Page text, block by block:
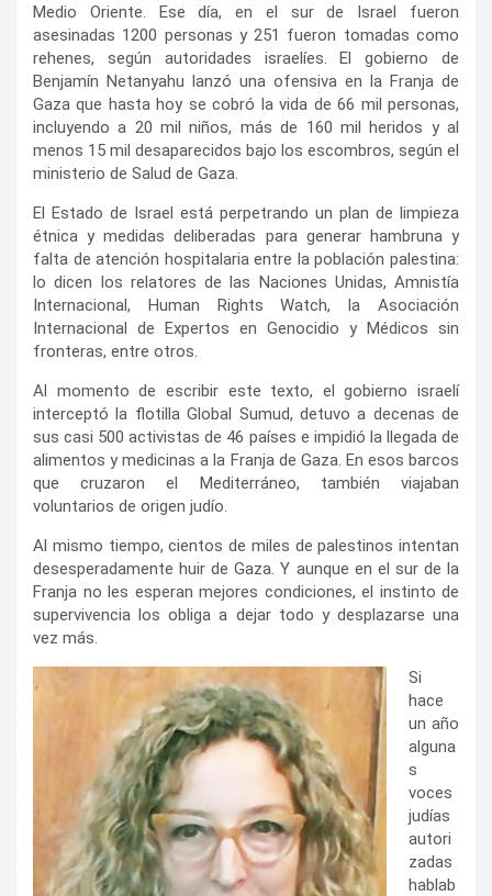
Medio Oriente. Ese día, en el sur de Israel fueron
asesinadas 1200 personas y 251 fueron tomadas como
rehenes, según autoridades israelíes. El gobierno de
Benjamín Netanyahu lanzó una ofensiva en la Franja de
Gaza que hasta hoy se cobró la vida de 66 mil personas,
incluyendo a 20 mil niños, más de 160 mil heridos y al
menos 15 mil desaparecidos bajo los escombros, según el
ministerio de Salud de Gaza.
El Estado de Israel está perpetrando un plan de limpieza
étnica y medidas deliberadas para generar hambruna y
falta de atención hospitalaria entre la población palestina:
lo dicen los relatores de las Naciones Unidas, Amnistía
Internacional, Human Rights Watch, la Asociación
Internacional de Expertos en Genocidio y Médicos sin
fronteras, entre otros.
Al momento de escribir este texto, el gobierno israelí
interceptó la flotilla Global Sumud, detuvo a decenas de
sus casi 500 activistas de 46 países e impidió la llegada de
alimentos y medicinas a la Franja de Gaza. En esos barcos
que cruzaron el Mediterráneo, también viajaban
voluntarios de origen judío.
Al mismo tiempo, cientos de miles de palestinos intentan
desesperadamente huir de Gaza. Y aunque en el sur de la
Franja no les esperan mejores condiciones, el instinto de
supervivencia los obliga a dejar todo y desplazarse una
vez más.
Si
hace
un año
alguna
s
voces
judías
autori
zadas
hablab